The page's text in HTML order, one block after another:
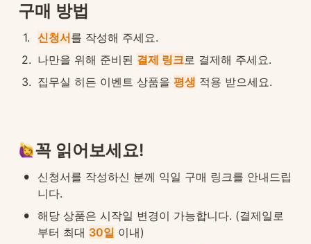
구매 방법
1. 신청서를 작성해 주세요.
2. 나만을 위해 준비된 결제 링크로 결제해 주세요.
3. 집무실 히든 이벤트 상품을 평생 적용 받으세요.
꼭 읽어보세요!
•
신청서를 작성하신 분께 익일 구매 링크를 안내드립
니다.
• 해당 상품은 시작일 변경이 가능합니다. (결제일로
부터 최대 30일 이내)